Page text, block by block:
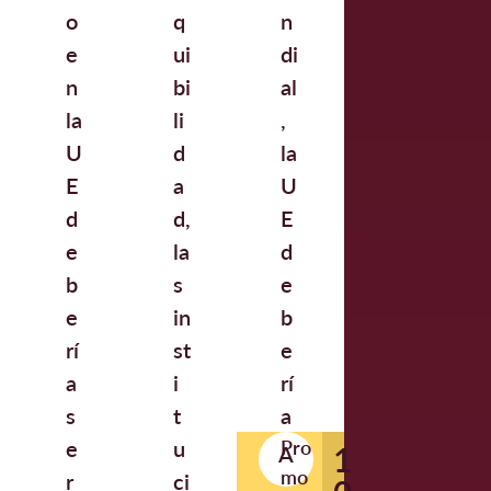
o
e
n
la
U
E
d
e
b
e
rí
a
s
e
r
q
ui
bi
li
d
a
d,
la
s
in
st
i
t
u
ci
n
di
al
,
la
U
E
d
e
b
e
rí
a
A
Pro
mo
1